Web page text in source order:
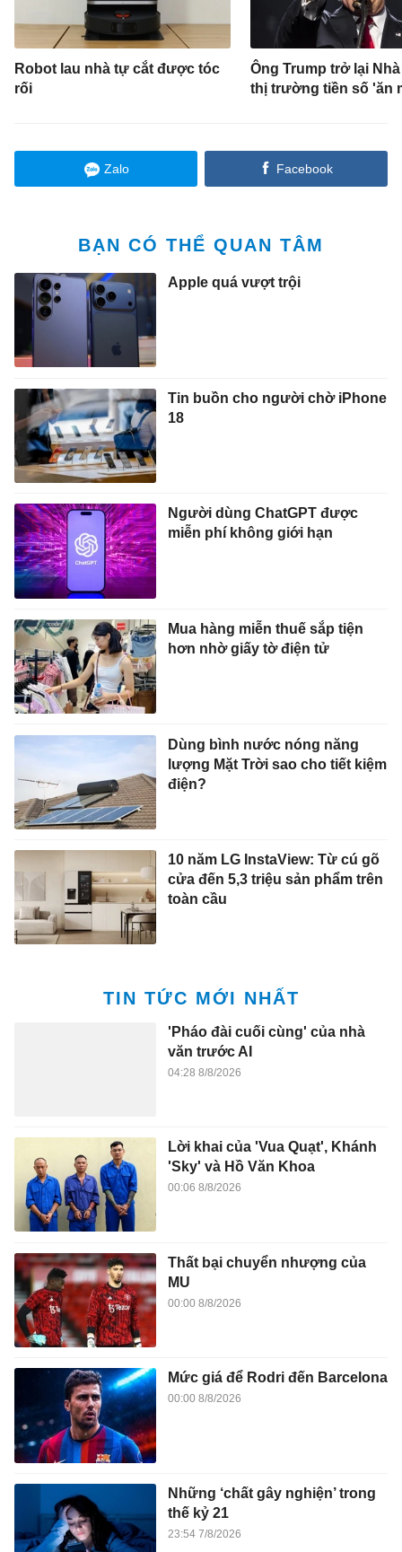
Robot lau nhà tự cắt được tóc
rối
Ông Trump trở lại
thị trường tiền số 'ăn
Zalo Facebook
BẠN CÓ THỂ QUAN TÂM
Apple quá vượt trội
Tin buồn cho người chờ iPhone
18
Người dùng ChatGPT được
miễn phí không giới hạn
Mua hàng miễn thuế sắp tiện
hơn nhờ giấy tờ điện tử
Dùng bình nước nóng năng
lượng Mặt Trời sao cho tiết kiệm
điện?
10 năm LG InstaView: Từ cú gõ
cửa đến 5,3 triệu sản phẩm trên
toàn cầu
TIN TỨC MỚI NHẤT
'Pháo đài cuối cùng' của nhà
văn trước AI
04:28 8/8/2026
Lời khai của 'Vua Quạt', Khánh
'Sky' và Hồ Văn Khoa
00:06 8/8/2026
Thất bại chuyển nhượng của
MU
00:00 8/8/2026
Mức giá để Rodri đến Barcelona
00:00 8/8/2026
Những ‘chất gây nghiện’ trong
thế kỷ 21
23:54 7/8/2026